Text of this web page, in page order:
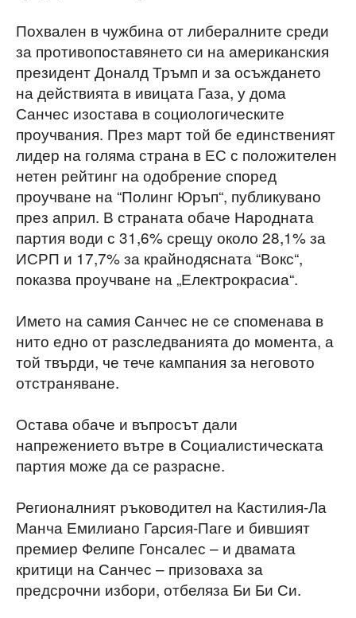
Похвален в чужбина от либералните среди
за противопоставянето си на американския
президент Доналд Тръмп и за осъждането
на действията в ивицата Газа, у дома
Санчес изостава в социологическите
проучвания. През март той бе единственият
лидер на голяма страна в ЕС с положителен
нетен рейтинг на одобрение според
проучване на “Полинг Юръп“, публикувано
през април. В страната обаче Народната
партия води с 31,6% срещу около 28,1% за
ИСРП и 17,7% за крайнодясната “Вокс“,
показва проучване на „Електрокрасиа“.
Името на самия Санчес не се споменава в
нито едно от разследванията до момента, а
той твърди, че тече кампания за неговото
отстраняване.
Остава обаче и въпросът дали
напрежението вътре в Социалистическата
партия може да се разрасне.
Регионалният ръководител на Кастилия-Ла
Манча Емилиано Гарсия-Паге и бившият
премиер Фелипе Гонсалес – и двамата
критици на Санчес – призоваха за
предсрочни избори, отбеляза Би Би Си.